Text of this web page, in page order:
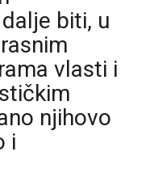
biti, u
vlasti i
njihovo
i